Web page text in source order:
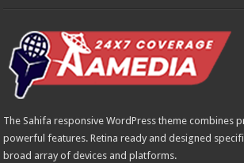
The Sahifa responsive WordPress theme combines
powerful features. Retina ready and designed
broad array of devices and platforms.